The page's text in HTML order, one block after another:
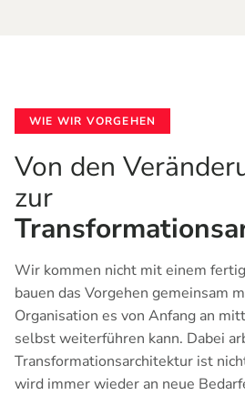
WIE WIR VORGEHEN
Von den
zur
Wir kommen nicht mit einem
bauen das Vorgehen gemeinsam
Organisation es von Anfang an
selbst weiterführen kann. Dabei
Transformationsarchitektur ist
wird immer wieder an neue